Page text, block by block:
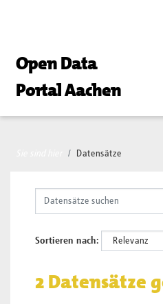
Open Data
Portal Aachen
Datensätze
Sortieren nach
2 Datensätze